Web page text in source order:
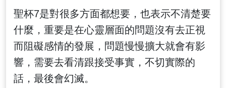
聖杯7是對很多方面都想要，也表示不清楚要
什麼，重要是在心靈層面的問題沒有去正視
而阻礙感情的發展，問題慢慢擴大就會有影
響，需要去看清跟接受事實，不切實際的
話，最後會幻滅。